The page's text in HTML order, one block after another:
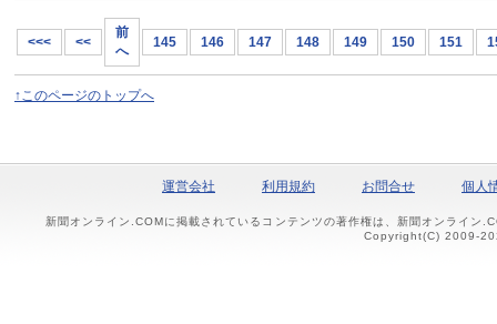
<<< <<
前
へ
145 146 147 148 149 150 151
↑このページのトップへ
運営会社 利用規約 お問合せ 個人
新聞オンライン.COMに掲載されているコンテンツの著作権は、新聞オンライン
Copyright(C) 2009-